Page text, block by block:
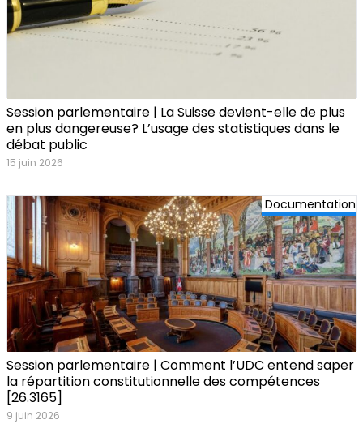
Session parlementaire | La Suisse devient-elle de plus
en plus dangereuse? L’usage des statistiques dans le
débat public
15 juin 2026
Documentation
Session parlementaire | Comment l’UDC entend saper
la répartition constitutionnelle des compétences
[26.3165]
9 juin 2026